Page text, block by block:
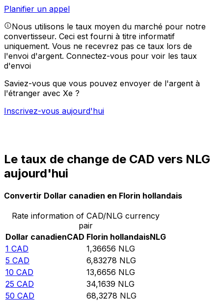
Planifier un appel
Nous utilisons le taux moyen du marché pour notre
convertisseur. Ceci est fourni à titre informatif
uniquement. Vous ne recevrez pas ce taux lors de
l'envoi d'argent. Connectez-vous pour voir les taux
d'envoi
Saviez-vous que vous pouvez envoyer de l'argent à
l'étranger avec Xe ?
Inscrivez-vous aujourd'hui
Le taux de change de CAD vers NLG
aujourd'hui
Convertir Dollar canadien en Florin hollandais
Rate information of CAD/NLG currency
pair
Dollar canadienCAD Florin hollandaisNLG
1 CAD 1,36656 NLG
5 CAD 6,83278 NLG
10 CAD 13,6656 NLG
25 CAD 34,1639 NLG
50 CAD 68,3278 NLG